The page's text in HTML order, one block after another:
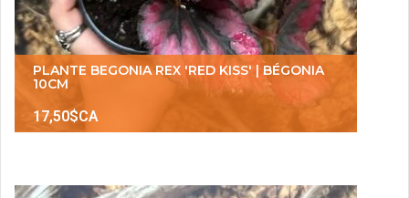
PLANTE BEGONIA REX 'RED KISS' | BÉGONIA
10CM
17,50$CA